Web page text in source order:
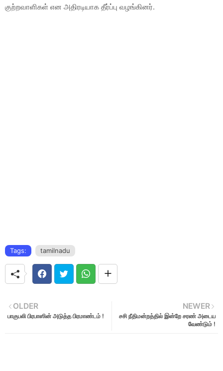
குற்றவாளிகள் என அதிரடியாக தீர்ப்பு வழங்கினர்.
Tags: tamilnadu
NEWER
சசி நீதிமன்றத்தில் இன்றே சரண் அடைய
வேண்டும் !
OLDER
பாகுபலி பிரபாஸின் அடுத்த பிரமாண்டம் !